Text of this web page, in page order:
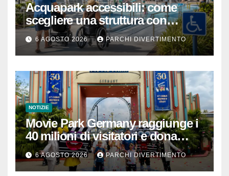
Acquapark accessibili: come
scegliere una struttura con
passeggino o sedia a rotelle
6 AGOSTO 2026 PARCHI DIVERTIMENTO
NOTIZIE
Movie Park Germany raggiunge i
40 milioni di visitatori e dona
40.000 euro
6 AGOSTO 2026 PARCHI DIVERTIMENTO